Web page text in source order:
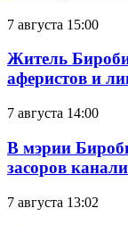
7 августа 15:00
Житель
аферистов и
7 августа 14:00
В мэрии
засоров
7 августа 13:02